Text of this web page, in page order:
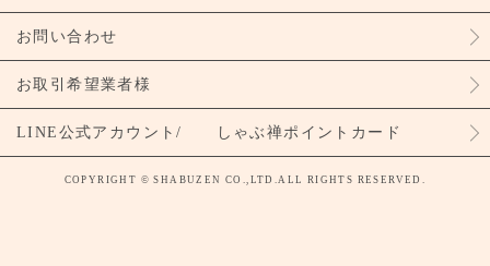
お問い合わせ
お取引希望業者様
LINE公式アカウント/ しゃぶ禅ポイントカード
COPYRIGHT © SHABUZEN CO.,LTD.ALL RIGHTS RESERVED.